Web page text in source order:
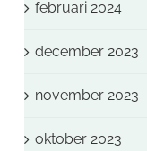
februari 2024
december 2023
november 2023
oktober 2023